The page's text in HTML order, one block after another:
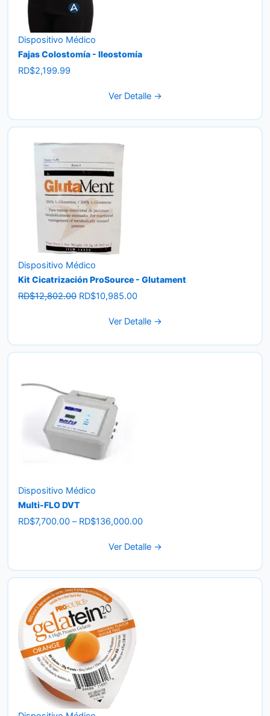
Dispositivo Médico
Fajas Colostomía - Ileostomía
RD$2,199.99
Ver Detalle →
Dispositivo Médico
Kit Cicatrización ProSource - Glutament
RD$12,802.00 Original
RD$10,985.00Current
is:
Ver Detalle →
Dispositivo Médico
Multi-FLO DVT
RD$7,700.00 – RD$136,000.00Price
RD$7,700.00
RD$136,000.00
Ver Detalle →